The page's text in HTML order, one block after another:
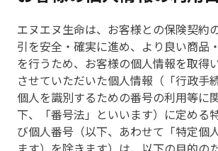
エヌエヌ生命は、お客様との保険契約
引を安全・確実に進め、より良い商品
を行うため、お客様の個人情報を取得
させていただいた個人情報（「行政手
個人を識別するための番号の利用等に
下、「番号法」といいます）に定める
び個人番号（以下、あわせて「特定個